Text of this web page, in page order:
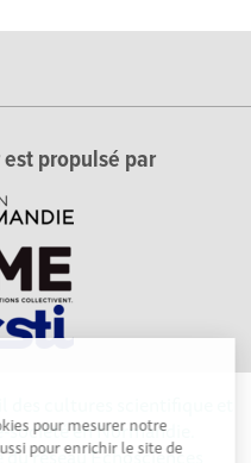
pour mesurer notre
pour enrichir le site de
propulsé par
en Normandie.